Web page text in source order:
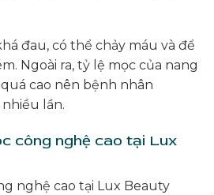
đau, có thể chảy máu và để
Ngoài ra, tỷ lệ mọc của nang
cao nên bệnh nhân
lần.
công nghệ cao tại Lux
nghệ cao tại Lux Beauty